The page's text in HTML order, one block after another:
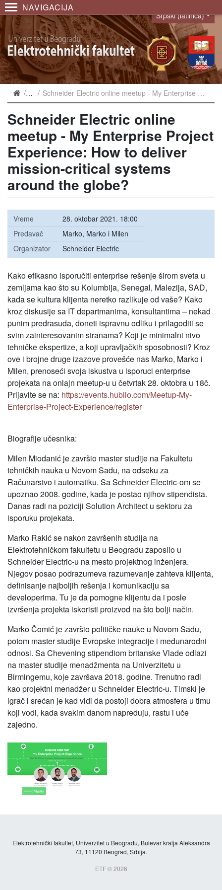
NAVIGACIJA
Language
Srpski (latinica)
NajaveSchneider Electric online meetup - My Enterprise Project Experience: How to deliver mission-critical systems around the globe?
Schneider Electric online
meetup - My Enterprise Project
Experience: How to deliver
mission-critical systems
around the globe?
Vreme
28. oktobar 2021. 18:00
Predavač
Marko, Marko i Milen
Organizator
Schneider Electric
Kako efikasno isporučiti enterprise rešenje širom sveta u
zemljama kao što su Kolumbija, Senegal, Malezija, SAD,
kada se kultura klijenta neretko razlikuje od vaše? Kako
kroz diskusije sa IT departmanima, konsultantima – nekad
punim predrasuda, doneti ispravnu odliku i prilagoditi se
svim zainteresovanim stranama? Koji je minimalni nivo
tehničke ekspertize, a koji upravljačkih sposobnosti? Kroz
ove i brojne druge izazove provešće nas Marko, Marko i
Milen, prenoseći svoja iskustva u isporuci enterprise
projekata na onlajn meetup-u u četvrtak 28. oktobra u 18č.
Prijavite se na: https://events.hubilo.com/Meetup-My-
Enterprise-Project-Experience/register
Biografije učesnika:
Milen Miodanić je završio master studije na Fakultetu
tehničkih nauka u Novom Sadu, na odseku za
Računarstvo i automatiku. Sa Schneider Electric-om se
upoznao 2008. godine, kada je postao njihov stipendista.
Danas radi na poziciji Solution Architect u sektoru za
isporuku projekata.
Marko Rakić se nakon završenih studija na
Elektrotehničkom fakultetu u Beogradu zaposlio u
Schneider Electric-u na mesto projektnog inženjera.
Njegov posao podrazumeva razumevanje zahteva klijenta,
definisanje najboljih rešenja i komunikaciju sa
developerima. Tu je da pomogne klijentu da i posle
izvršenja projekta iskoristi proizvod na što bolji način.
Marko Čomić je završio političke nauke u Novom Sadu,
potom master studije Evropske integracije i međunarodni
odnosi. Sa Chevening stipendiom britanske Vlade odlazi
na master studije menadžmenta na Univerzitetu u
Birmingemu, koje završava 2018. godine. Trenutno radi
kao projektni menadžer u Schneider Electric-u. Timski je
igrač i srećan je kad vidi da postoji dobra atmosfera u timu
koji vodi, kada svakim danom napreduju, rastu i uče
zajedno.
Elektrotehnički fakultet, Univerzitet u Beogradu, Bulevar kralja Aleksandra
73, 11120 Beograd, Srbija.
ETF © 2026